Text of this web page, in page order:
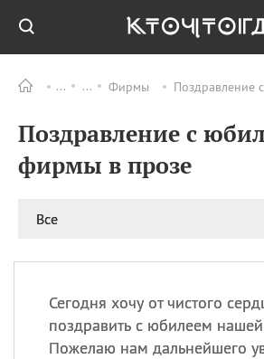
Фирмы Поздравление
Поздравление с
фирмы в прозе
Все
Сегодня хочу от чистого
поздравить с юбилеем
Пожелаю нам дальнейшего
09.08 День
11.08
11.08